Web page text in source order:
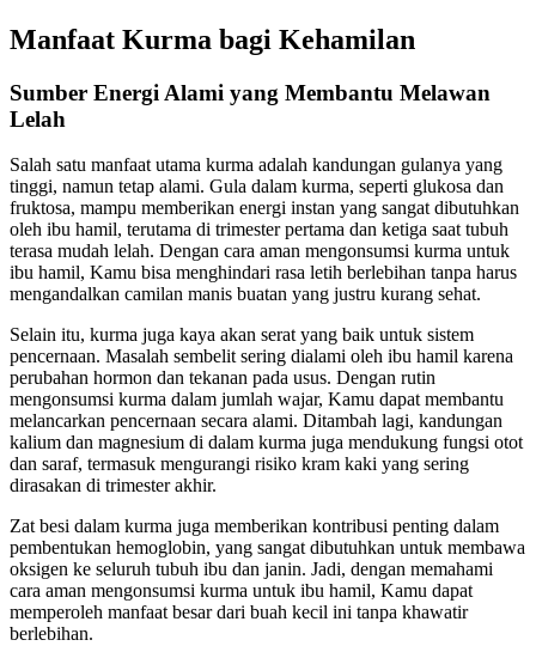
Manfaat Kurma bagi Kehamilan
Sumber Energi Alami yang Membantu Melawan
Lelah
Salah satu manfaat utama kurma adalah kandungan gulanya yang
tinggi, namun tetap alami. Gula dalam kurma, seperti glukosa dan
fruktosa, mampu memberikan energi instan yang sangat dibutuhkan
oleh ibu hamil, terutama di trimester pertama dan ketiga saat tubuh
terasa mudah lelah. Dengan cara aman mengonsumsi kurma untuk
ibu hamil, Kamu bisa menghindari rasa letih berlebihan tanpa harus
mengandalkan camilan manis buatan yang justru kurang sehat.
Selain itu, kurma juga kaya akan serat yang baik untuk sistem
pencernaan. Masalah sembelit sering dialami oleh ibu hamil karena
perubahan hormon dan tekanan pada usus. Dengan rutin
mengonsumsi kurma dalam jumlah wajar, Kamu dapat membantu
melancarkan pencernaan secara alami. Ditambah lagi, kandungan
kalium dan magnesium di dalam kurma juga mendukung fungsi otot
dan saraf, termasuk mengurangi risiko kram kaki yang sering
dirasakan di trimester akhir.
Zat besi dalam kurma juga memberikan kontribusi penting dalam
pembentukan hemoglobin, yang sangat dibutuhkan untuk membawa
oksigen ke seluruh tubuh ibu dan janin. Jadi, dengan memahami
cara aman mengonsumsi kurma untuk ibu hamil, Kamu dapat
memperoleh manfaat besar dari buah kecil ini tanpa khawatir
berlebihan.